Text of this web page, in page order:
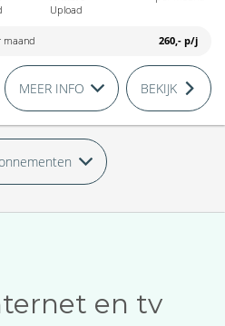
Upload
maand 260,- p/j
MEER INFO BEKIJK
en tv